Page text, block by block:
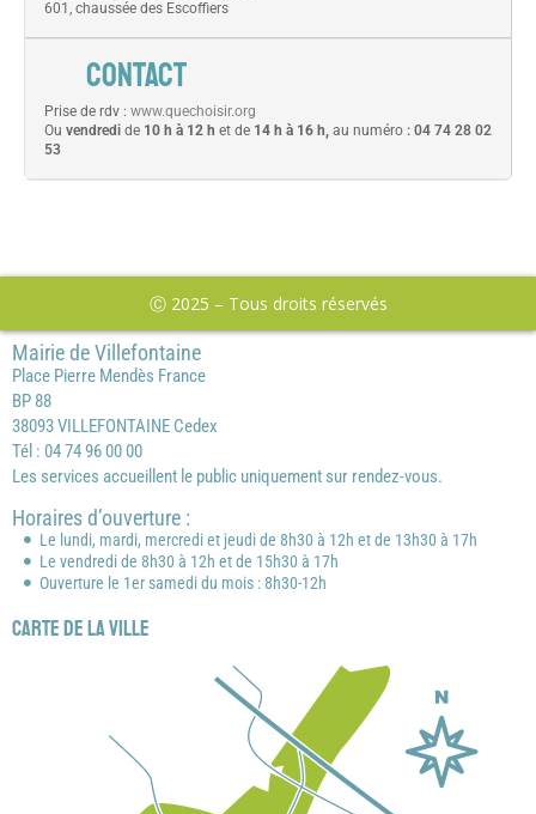
601, chaussée des Escoffiers
CONTACT
Prise de rdv : www.quechoisir.org
Ou vendredi de 10 h à 12 h et de 14 h à 16 h, au numéro : 04 74 28 02
53
Ⓒ 2025 – Tous droits réservés
Mairie de Villefontaine
Place Pierre Mendès France
BP 88
38093 VILLEFONTAINE Cedex
Tél : 04 74 96 00 00
Les services accueillent le public uniquement sur rendez-vous.
Horaires d’ouverture :
Le lundi, mardi, mercredi et jeudi de 8h30 à 12h et de 13h30 à 17h
Le vendredi de 8h30 à 12h et de 15h30 à 17h
Ouverture le 1er samedi du mois : 8h30-12h
Carte de la ville